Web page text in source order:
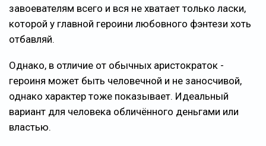
завоевателям всего и вся не хватает только ласки,
которой у главной героини любовного фэнтези хоть
отбавляй.
Однако, в отличие от обычных аристократок -
героиня может быть человечной и не заносчивой,
однако характер тоже показывает. Идеальный
вариант для человека обличённого деньгами или
властью.